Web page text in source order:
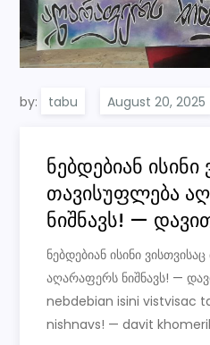
by: tabu
ნებდებიან ისინი
თავისუფლება
ნიშნავს! —
ნებდებიან ისინი
აღარაფერს ნიშნავს! —
nebdebian isini vistvisac
nishnavs! — davit